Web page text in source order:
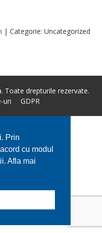
Prin
cu modul
Afla mai
| Categorie: Uncategorized
Toate drepturile rezervate.
uri
GDPR